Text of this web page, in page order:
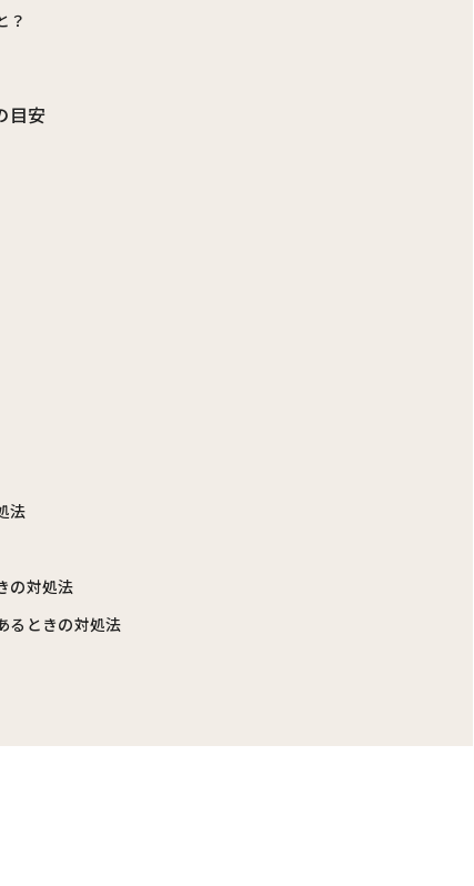
？
目安
法
の対処法
るときの対処法